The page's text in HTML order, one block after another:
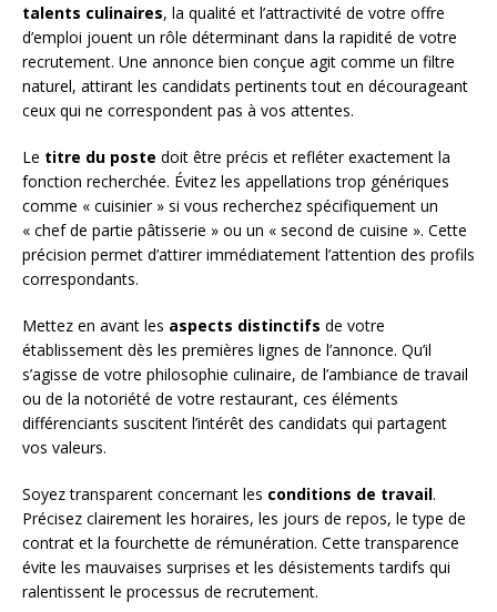
talents culinaires, la qualité et l’attractivité de votre offre
d’emploi jouent un rôle déterminant dans la rapidité de votre
recrutement. Une annonce bien conçue agit comme un filtre
naturel, attirant les candidats pertinents tout en décourageant
ceux qui ne correspondent pas à vos attentes.
Le titre du poste doit être précis et refléter exactement la
fonction recherchée. Évitez les appellations trop génériques
comme « cuisinier » si vous recherchez spécifiquement un
« chef de partie pâtisserie » ou un « second de cuisine ». Cette
précision permet d’attirer immédiatement l’attention des profils
correspondants.
Mettez en avant les aspects distinctifs de votre
établissement dès les premières lignes de l’annonce. Qu’il
s’agisse de votre philosophie culinaire, de l’ambiance de travail
ou de la notoriété de votre restaurant, ces éléments
différenciants suscitent l’intérêt des candidats qui partagent
vos valeurs.
Soyez transparent concernant les conditions de travail.
Précisez clairement les horaires, les jours de repos, le type de
contrat et la fourchette de rémunération. Cette transparence
évite les mauvaises surprises et les désistements tardifs qui
ralentissent le processus de recrutement.